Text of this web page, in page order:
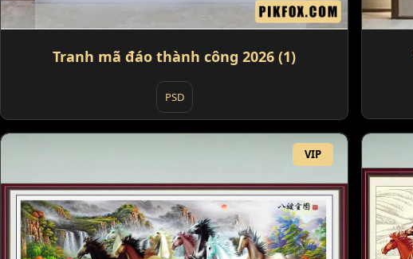
Tranh mã đáo thành công 2026 (1)
PSD
VIP